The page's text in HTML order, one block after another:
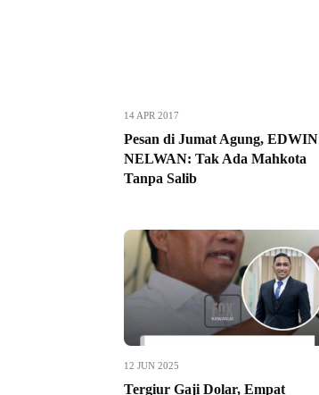
14 APR 2017
Pesan di Jumat Agung, EDWIN
NELWAN: Tak Ada Mahkota
Tanpa Salib
12 JUN 2025
Tergiur Gaji Dolar, Empat